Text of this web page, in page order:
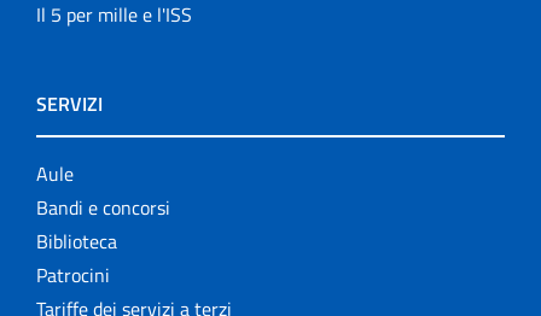
Il 5 per mille e l'ISS
SERVIZI
Aule
Bandi e concorsi
Biblioteca
Patrocini
Tariffe dei servizi a terzi